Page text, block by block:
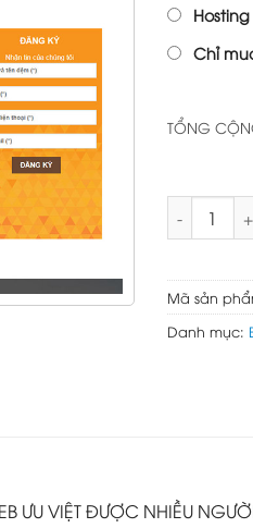
Chỉ
TỔNG
Mẫu web
Mã sản
Danh mục:
ƯU VIỆT ĐƯỢC NHIỀU